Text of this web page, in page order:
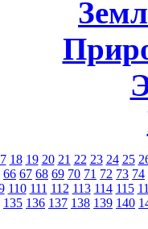
18 19 20 21 22 23 24 25
66 67 68 69 70 71 72 73 74
110 111 112 113 114 115
135 136 137 138 139 140